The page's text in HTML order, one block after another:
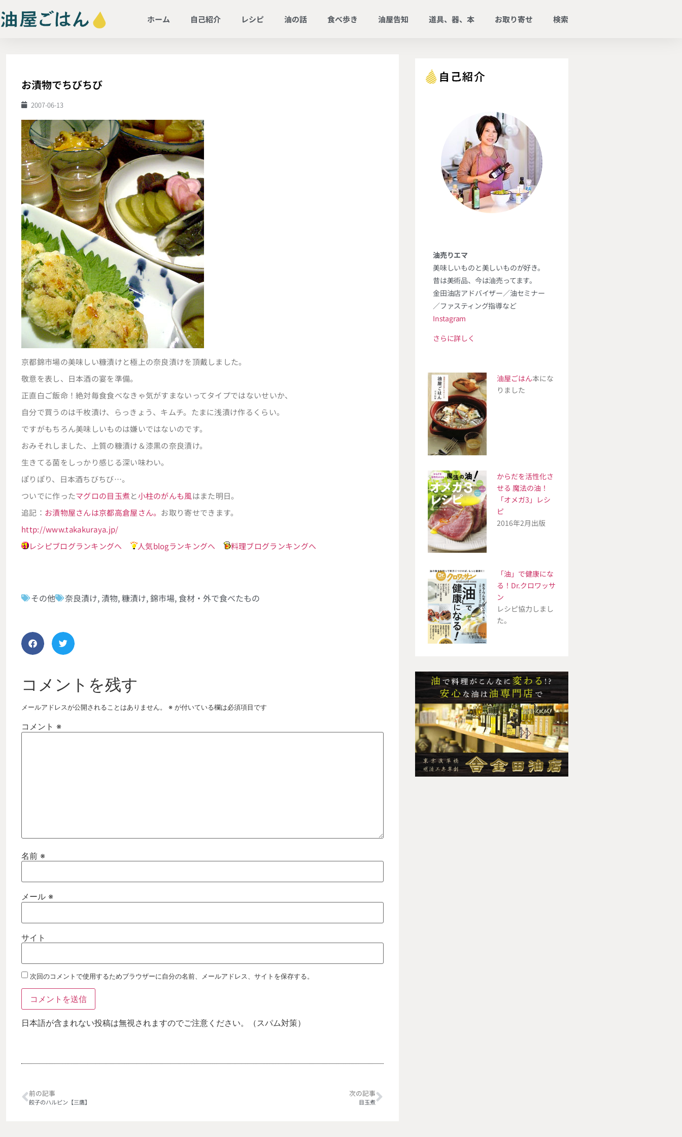
ホーム 自己紹介 レシピ 油の話 食べ歩き 油屋告知 道具、器、本 お取り寄せ 検索
お漬物でちびちび
2007-06-13
京都錦市場の美味しい糠漬けと極上の奈良漬けを頂戴しました。
敬意を表し、日本酒の宴を準備。
正直白ご飯命！絶対毎食食べなきゃ気がすまないってタイプではないせいか、
自分で買うのは千枚漬け、らっきょう、キムチ。たまに浅漬け作るくらい。
ですがもちろん美味しいものは嫌いではないのです。
おみそれしました、上質の糠漬け＆漆黒の奈良漬け。
生きてる菌をしっかり感じる深い味わい。
ぽりぽり、日本酒ちびちび…。
ついでに作ったマグロの目玉煮と小柱のがんも風はまた明日。
追記： お漬物屋さんは京都高倉屋さん。 お取り寄せできます。
http://www.takakuraya.jp/
レシピブログランキングへ
人気blogランキングへ 料理ブログランキングへ
その他 奈良漬け, 漬物,糠漬け,錦市場,食材・外で食べたもの
コメントを残す
メールアドレスが公開されることはありません。 ※ が付いている欄は必須項目です
コメント ※
名前 ※
メール ※
サイト
次回のコメントで使用するためブラウザーに自分の名前、メールアドレス、サイトを保存する。
日本語が含まれない投稿は無視されますのでご注意ください。（スパム対策）
前の記事
餃子のハルピン【三鷹】
次の記事
目玉煮
油売りエマ
美味しいものと美しいものが好き。
昔は美術品、今は油売ってます。
金田油店アドバイザー／油セミナー
／ファスティング指導など
Instagram
さらに詳しく
油屋ごはん本にな
りました
からだを活性化さ
せる 魔法の油！
「オメガ3」レシ
ピ
2016年2月出版
「油」で健康にな
る！Dr.クロワッサ
ン
レシピ協力しまし
た。